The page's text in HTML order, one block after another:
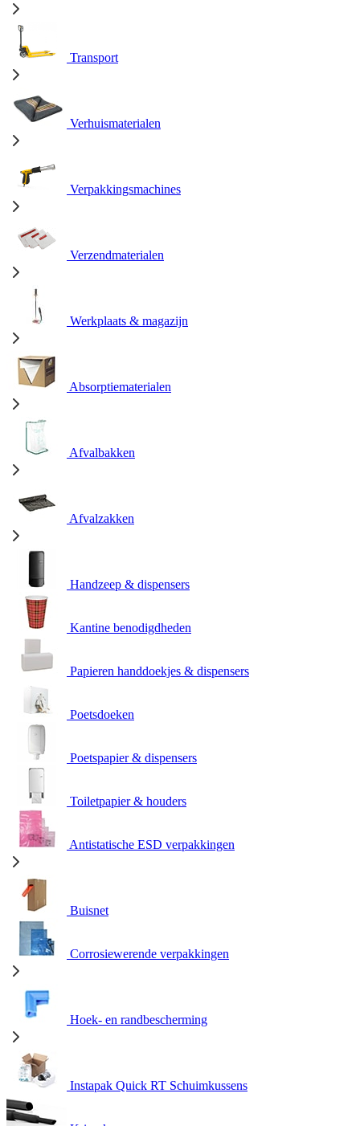
Transport
Verhuismaterialen
Verpakkingsmachines
Verzendmaterialen
Werkplaats & magazijn
Absorptiematerialen
Afvalbakken
Afvalzakken
Handzeep & dispensers
Kantine benodigdheden
Papieren handdoekjes & dispensers
Poetsdoeken
Poetspapier & dispensers
Toiletpapier & houders
Antistatische ESD verpakkingen
Buisnet
Corrosiewerende verpakkingen
Hoek- en randbescherming
Instapak Quick RT Schuimkussens